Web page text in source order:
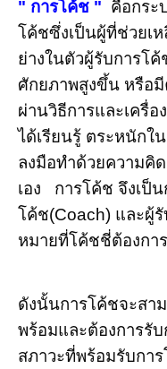
" การโค้ช " คือกระ
โค้ชซึ่งเป็นผู้ที่ช่วยเ
ย่างในตัวผู้รับการโ
ศักยภาพสูงขึ้น หรือมี
ผ่านวิธีการและเครื่
ได้เรียนรู้ ตระหนักใ
ลงมือทำด้วยความคิ
เอง การโค้ช จึงเป็
โค้ช(Coach) และผู้
หมายที่โค้ชชี่ต้องกา
ดังนั้นการโค้ชจะสา
พร้อมและต้องการรับ
สภาวะที่พร้อมรับกา